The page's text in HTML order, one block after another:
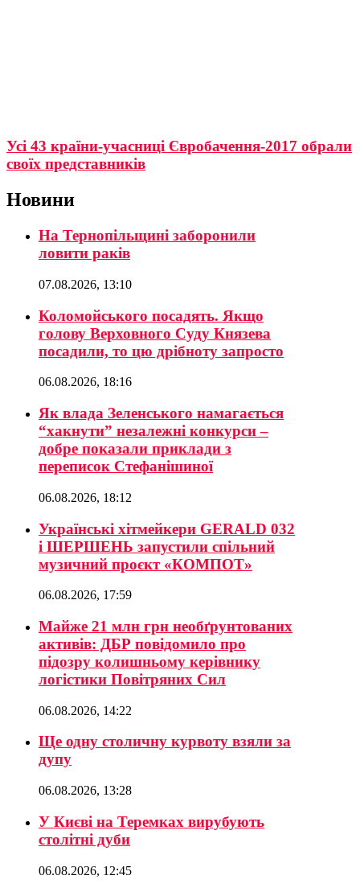
Усі 43 країни-учасниці Євробачення-2017 обрали
своїх представників
Новини
На Тернопільщині заборонили
ловити раків
07.08.2026, 13:10
Коломойського посадять. Якщо
голову Верховного Суду Князева
посадили, то цю дрібноту запросто
06.08.2026, 18:16
Як влада Зеленського намагається
“хакнути” незалежні конкурси –
добре показали приклади з
переписок Стефанішиної
06.08.2026, 18:12
Українські хітмейкери GERALD 032
і ШЕРШЕНЬ запустили спільний
музичний проєкт «КОМПОТ»
06.08.2026, 17:59
Майже 21 млн грн необґрунтованих
активів: ДБР повідомило про
підозру колишньому керівнику
логістики Повітряних Сил
06.08.2026, 14:22
Ще одну столичну курвоту взяли за
дупу
06.08.2026, 13:28
У Києві на Теремках вирубують
столітні дуби
06.08.2026, 12:45